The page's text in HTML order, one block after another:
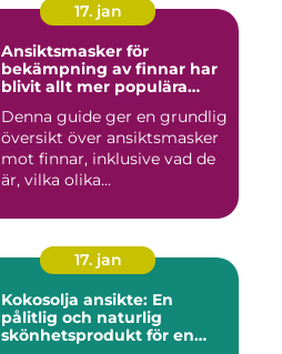
17. jan
Ansiktsmasker för
bekämpning av finnar har
blivit allt mer populära
Denna guide ger en grundlig
översikt över ansiktsmasker
mot finnar, inklusive vad de
är, vilka olika...
17. jan
Kokosolja ansikte: En
pålitlig och naturlig
skönhetsprodukt för en